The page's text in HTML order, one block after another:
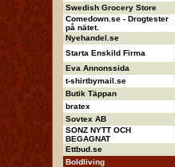
Swedish Grocery Store
Comedown.se - Drogtester
på nätet.
Nyehandel.se
Starta Enskild Firma
Eva Annonssida
t-shirtbymail.se
Butik Täppan
bratex
Sovtex AB
SONZ NYTT OCH
BEGAGNAT
Ettbud.se
Boldliving